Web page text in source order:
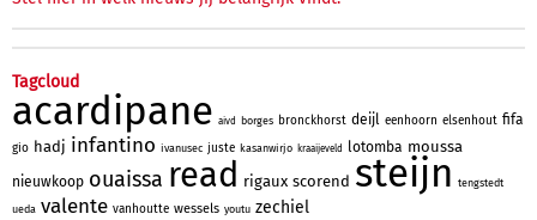
Tagcloud
acardipane aivd borges bronckhorst deijl eenhoorn elsenhout fifa
gio hadj infantino ivanusec juste kasanwirjo kraaijeveld lotomba moussa
nieuwkoop ouaissa read rigaux scorend steijn tengstedt
ueda valente vanhoutte wessels youtu zechiel